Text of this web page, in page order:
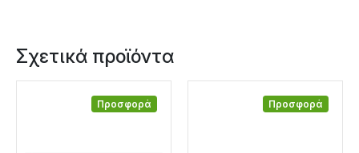
Σχετικά προϊόντα
Προσφορά Προσφορά